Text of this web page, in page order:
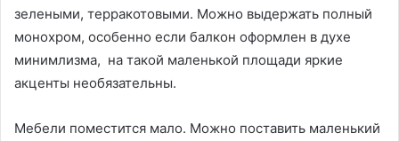
зелеными, терракотовыми. Можно выдержать полный
монохром, особенно если балкон оформлен в духе
минимлизма, на такой маленькой площади яркие
акценты необязательны.
Мебели поместится мало. Можно поставить маленький